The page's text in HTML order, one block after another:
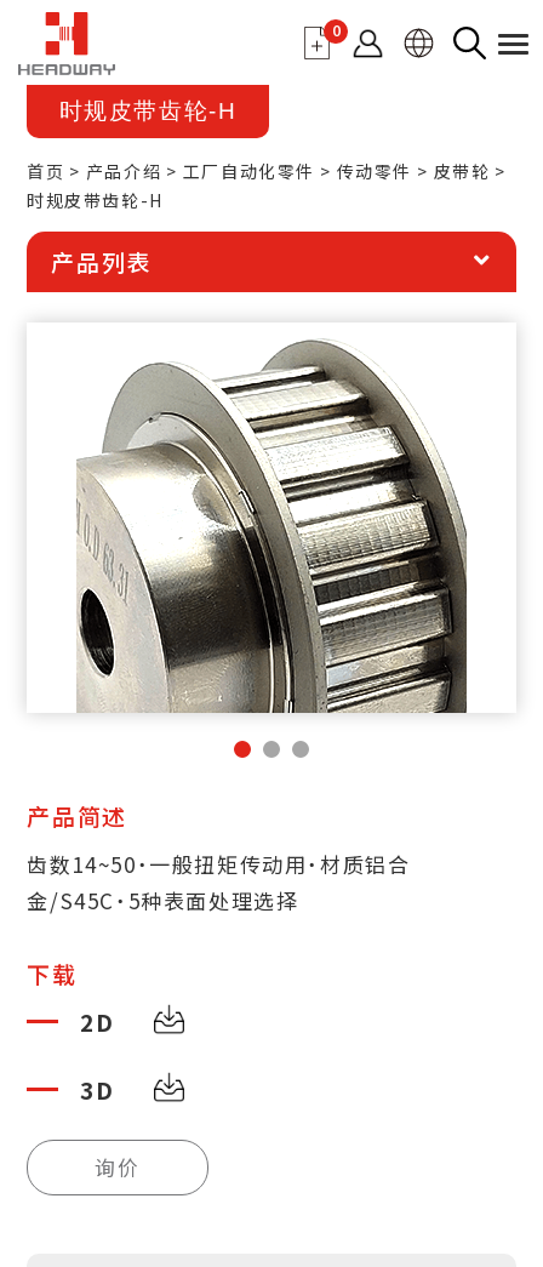
0
时规皮带齿轮-H
首页 产品介绍 工厂自动化零件 传动零件
皮带轮
时规皮带齿轮-H
产品列表
产品简述
齿数14~50˙一般扭矩传动用˙材质铝合
金/S45C˙5种表面处理选择
下载
2D
3D
询价